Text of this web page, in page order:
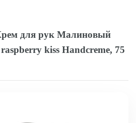
для рук Малиновый
kiss Handcreme, 75